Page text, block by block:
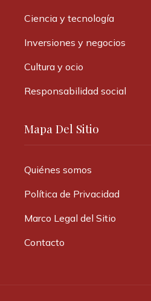
Ciencia y tecnología
Inversiones y negocios
Cultura y ocio
Responsabilidad social
Mapa Del Sitio
Quiénes somos
Política de Privacidad
Marco Legal del Sitio
Contacto